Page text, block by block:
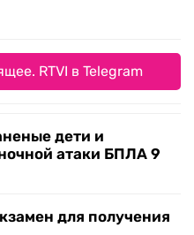
RTVI в Telegram
дети и
атаки БПЛА 9
для получения